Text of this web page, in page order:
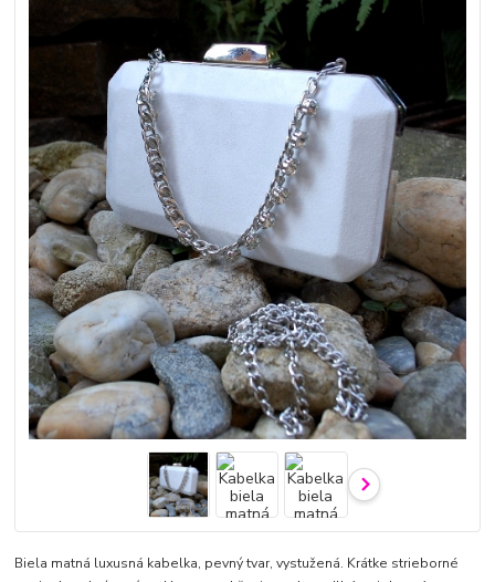
Biela matná luxusná kabelka, pevný tvar, vystužená. Krátke strieborné